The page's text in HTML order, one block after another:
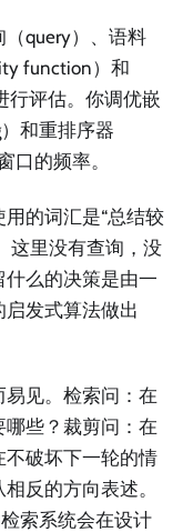
query）、语料
function）和
行评估。你调优嵌
和重排序器
口的频率。
的词汇是“总结较
这里没有查询，没
么的决策是由一
发式算法做出
见。检索问：在
些？裁剪问：在
破坏下一轮的情
反的方向表述。
索系统会在设计